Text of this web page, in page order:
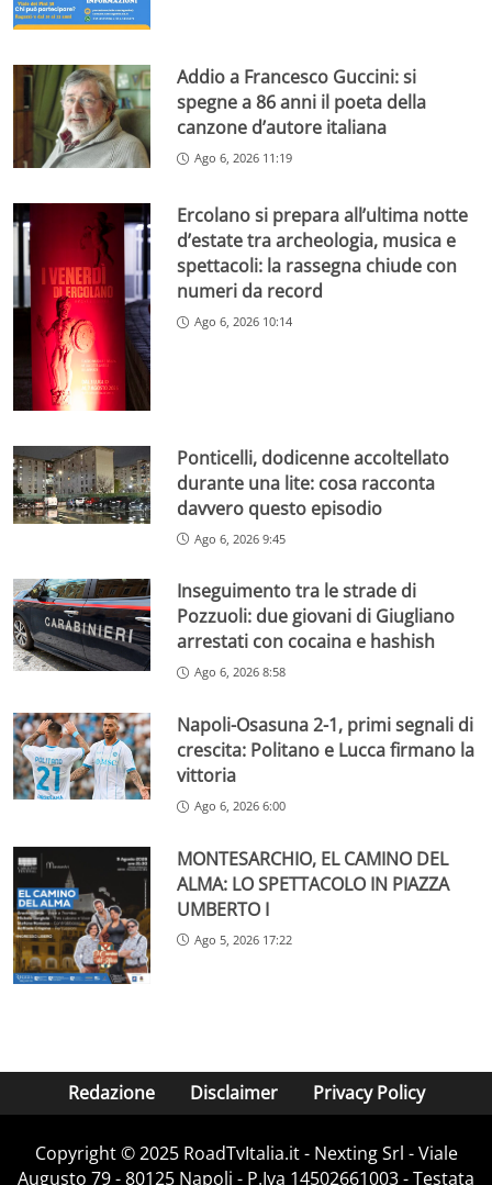
Addio a Francesco Guccini: si
spegne a 86 anni il poeta della
canzone d’autore italiana
Ago 6, 2026 11:19
Ercolano si prepara all’ultima notte
d’estate tra archeologia, musica e
spettacoli: la rassegna chiude con
numeri da record
Ago 6, 2026 10:14
Ponticelli, dodicenne accoltellato
durante una lite: cosa racconta
davvero questo episodio
Ago 6, 2026 9:45
Inseguimento tra le strade di
Pozzuoli: due giovani di Giugliano
arrestati con cocaina e hashish
Ago 6, 2026 8:58
Napoli-Osasuna 2-1, primi segnali di
crescita: Politano e Lucca firmano la
vittoria
Ago 6, 2026 6:00
MONTESARCHIO, EL CAMINO DEL
ALMA: LO SPETTACOLO IN PIAZZA
UMBERTO I
Ago 5, 2026 17:22
Redazione Disclaimer Privacy Policy
Copyright ©️ 2025 RoadTvItalia.it - Nexting Srl - Viale
Augusto 79 - 80125 Napoli - P.Iva 14502661003 - Testata